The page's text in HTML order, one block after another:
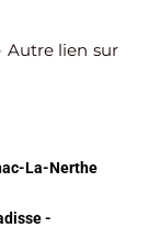
Autre lien sur
La-Nerthe
-